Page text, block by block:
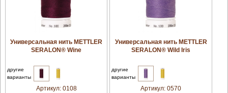
увеличить
Универсальная нить METTLER
SERALON® Wine
другие
варианты
Артикул: 0108
увеличить
Универсальная нить METTLER
SERALON® Wild Iris
другие
варианты
Артикул:0570